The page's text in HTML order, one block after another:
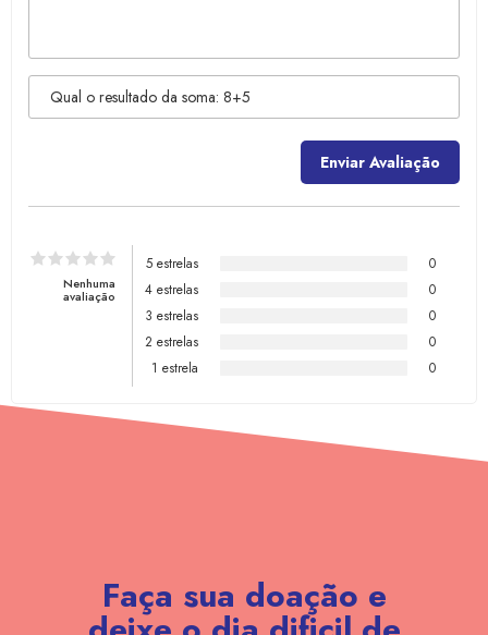
Nenhuma
avaliação
5 estrelas
0
4 estrelas
0
3 estrelas
0
2 estrelas
0
1 estrela
0
Faça sua doação e